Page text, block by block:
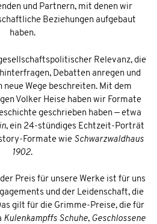
und Partnern, mit denen wir
Beziehungen aufgebaut
haben.
Relevanz, die
Debatten anregen und
Wege beschreiten. Mit dem
Volker Heise haben wir Formate
geschrieben haben — etwa
, ein 24-stündiges Echtzeit-Porträt
Formate wie Schwarzwaldhaus
1902.
Preis für unsere Werke ist für uns
und der Leidenschaft, die
gilt für die Grimme-Preise, die für
Kulenkampffs Schuhe, Geschlossene